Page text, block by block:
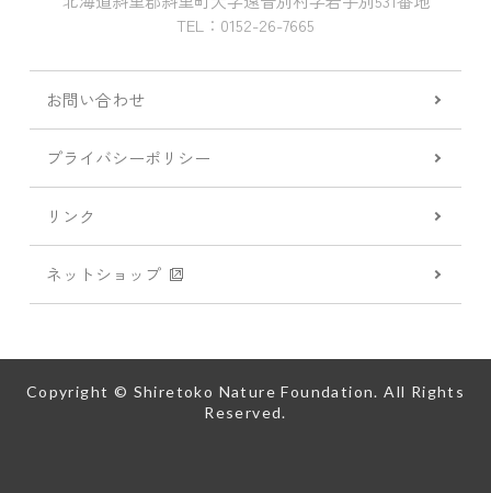
TEL：0152-26-7665
お問い合わせ
プライバシーポリシー
リンク
ネットショップ
Copyright © Shiretoko Nature Foundation. All Rights
Reserved.